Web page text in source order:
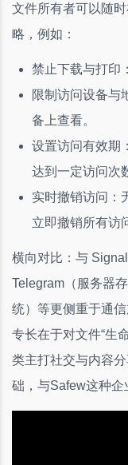
文件所有者可以随
略，例如：
禁止下载与打印
限制访问设备与
备上查看。
设置访问有效期
达到一定访问次
实时撤销访问：
立即撤销所有访
横向对比：与
Telegram（服务器
统）等更侧重于通
专长在于对文件“生
类主打社交与内容
础，与Safew这种企